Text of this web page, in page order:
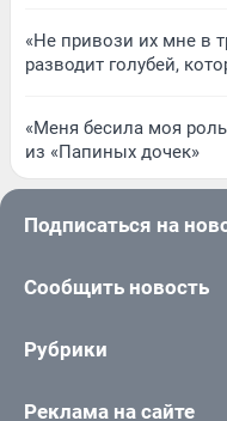
«Не привози их мне в
разводит голубей,
«Меня бесила моя
из «Папиных дочек»
Подписаться на
Сообщить новость
Рубрики
Реклама на сайте